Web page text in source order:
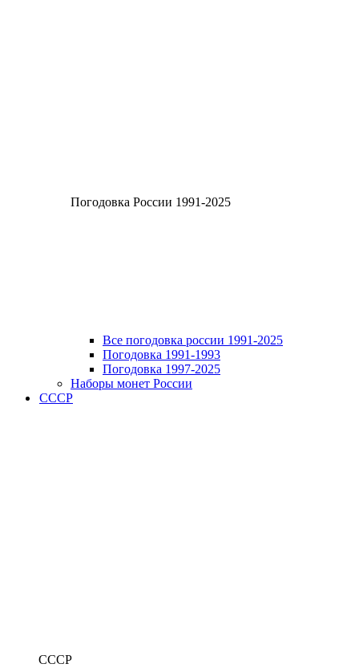
Погодовка России 1991-2025
Все погодовка россии 1991-2025
Погодовка 1991-1993
Погодовка 1997-2025
Наборы монет России
СССР
СССР